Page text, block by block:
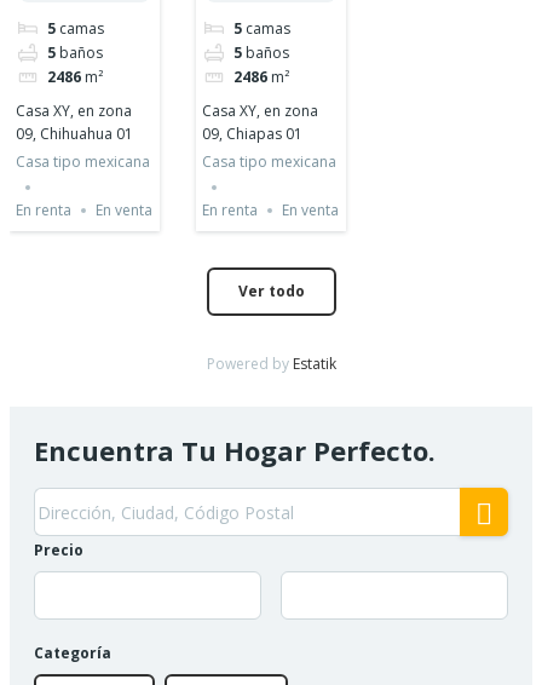
5 camas
5 baños
2486 m²
Casa XY, en zona
09, Chihuahua 01
Casa tipo mexicana
En renta En venta
5 camas
5 baños
2486 m²
Casa XY, en zona
09, Chiapas 01
Casa tipo mexicana
En renta En venta
Ver todo
Powered by Estatik
Encuentra Tu Hogar Perfecto.
Precio
Categoría